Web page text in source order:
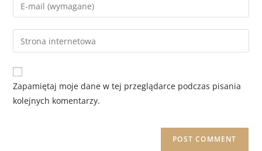
Zapamiętaj moje dane w tej przeglądarce podczas pisania
kolejnych komentarzy.